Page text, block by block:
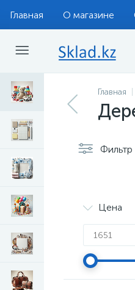
Главная О магазине
Главная
Фильтр
Цена